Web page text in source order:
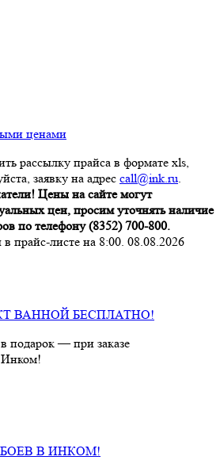
ценами
рассылку прайса в формате xls,
заявку на адрес call@ink.ru.
Цены на сайте могут
цен, просим уточнять наличие
по телефону (8352) 700-800.
прайс-листе на 8:00. 08.08.2026
ВАННОЙ БЕСПЛАТНО!
подарок — при заказе
Инком!
В ИНКОМ!